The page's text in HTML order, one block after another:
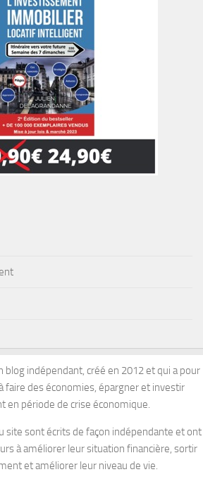
blog indépendant, créé en 2012 et qui a pour
faire des économies, épargner et investir
en période de crise économique.
site sont écrits de façon indépendante et ont
à améliorer leur situation financière, sortir
et améliorer leur niveau de vie.